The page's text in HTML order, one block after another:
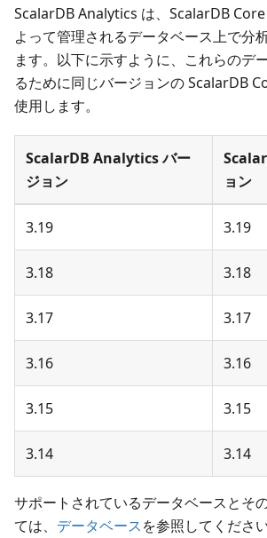
ScalarDB Analytics は、ScalarDB
よって管理されるデータベース上で分
ます。以下に示すように、これらのデ
るために同じバージョンの ScalarDB
使用します。
ScalarDB Analytics バー
ジョン
ョン
3.19 3.19
3.18 3.18
3.17 3.17
3.16 3.16
3.15 3.15
3.14 3.14
サポートされているデータベースとそ
ては、 データベースを参照してください